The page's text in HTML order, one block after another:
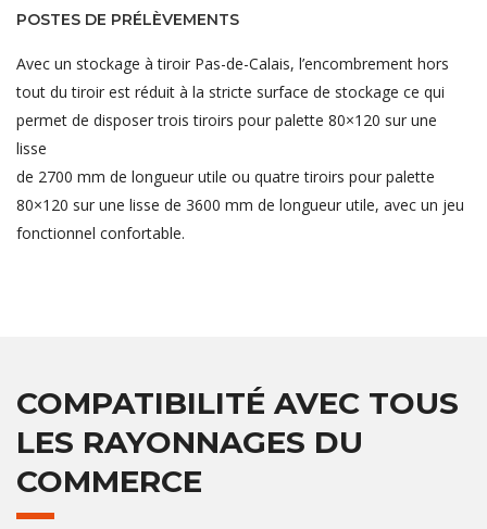
POSTES DE PRÉLÈVEMENTS
Avec un stockage à tiroir Pas-de-Calais, l’encombrement hors
tout du tiroir est réduit à la stricte surface de stockage ce qui
permet de disposer trois tiroirs pour palette 80×120 sur une
lisse
de 2700 mm de longueur utile ou quatre tiroirs pour palette
80×120 sur une lisse de 3600 mm de longueur utile, avec un jeu
fonctionnel confortable.
COMPATIBILITÉ AVEC TOUS
LES RAYONNAGES DU
COMMERCE